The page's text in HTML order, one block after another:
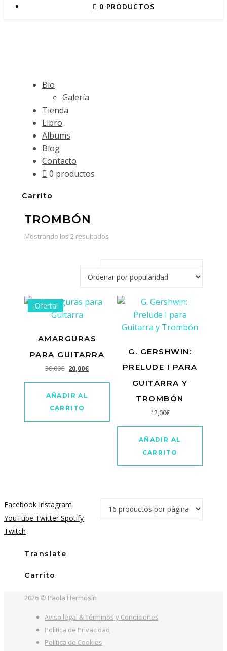
0 PRODUCTOS
Bio
Galería
Tienda
Libro
Albums
Blog
Contacto
0 productos
Carrito
TROMBÓN
Mostrando los 2 resultados
¡Oferta!
AMARGURAS
PARA GUITARRA
30,00€ El
precio
original
era:
20,00€El
precio
AÑADIR AL
CARRITO
G. GERSHWIN:
PRELUDE I PARA
GUITARRA Y
TROMBÓN
12,00€
AÑADIR AL
CARRITO
Facebook Instagram
YouTube Twitter Spotify
Twitch
Translate
Carrito
2026 © Paola Hermosín
Aviso legal & Términos y Condiciones
Política de Privacidad
Política de Cookies